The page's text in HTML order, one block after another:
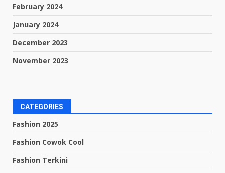
February 2024
January 2024
December 2023
November 2023
CATEGORIES
Fashion 2025
Fashion Cowok Cool
Fashion Terkini